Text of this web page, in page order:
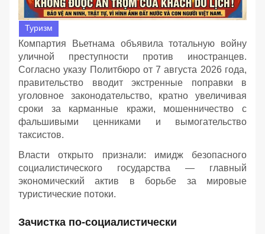
Туризм
Компартия Вьетнама объявила тотальную войну
уличной преступности против иностранцев.
Согласно указу Политбюро от 7 августа 2026 года,
правительство вводит экстренные поправки в
уголовное законодательство, кратно увеличивая
сроки за карманные кражи, мошенничество с
фальшивыми ценниками и вымогательство
таксистов.
Власти открыто признали: имидж безопасного
социалистического государства — главный
экономический актив в борьбе за мировые
туристические потоки.
Зачистка по-социалистически